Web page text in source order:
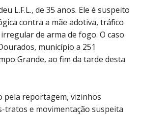
L.F.L., de 35 anos. Ele é suspeito
contra a mãe adotiva, tráfico
de arma de fogo. O caso
município a 251
Grande, ao fim da tarde desta
pela reportagem, vizinhos
tratos e movimentação suspeita